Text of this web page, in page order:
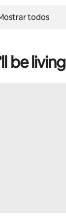
todos
be living